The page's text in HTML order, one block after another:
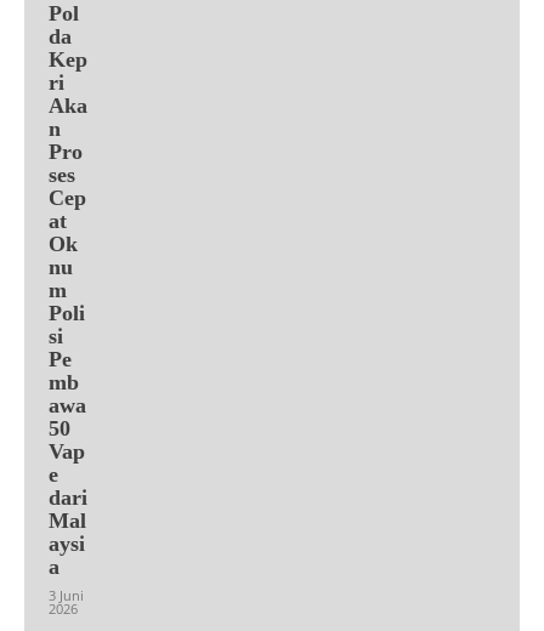
Pol
da
Kep
ri
Aka
n
Pro
ses
Cep
at
Ok
nu
m
Poli
si
Pe
mb
awa
50
Vap
e
dari
Mal
aysi
a
3 Juni
2026